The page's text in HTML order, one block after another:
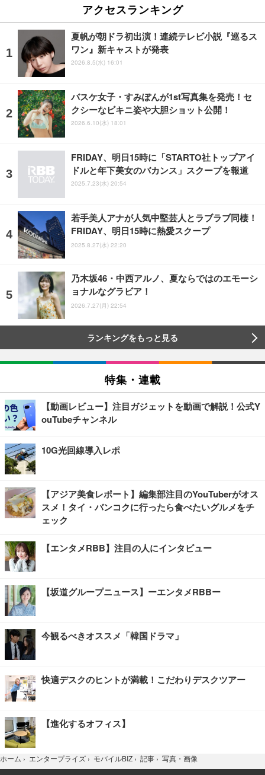
アクセスランキング
夏帆が朝ドラ初出演！連続テレビ小説『巡るス
ワン』新キャストが発表
2026.8.5(水) 16:01
バスケ女子・すみぽんが1st写真集を発売！セ
クシーなビキニ姿や大胆ショット公開！
2026.6.10(水) 18:01
FRIDAY、明日15時に「STARTO社トップアイ
ドルと年下美女のバカンス」スクープを報道
2025.7.23(水) 20:54
若手美人アナが人気中堅芸人とラブラブ同棲！
FRIDAY、明日15時に熱愛スクープ
2025.8.27(水) 22:20
乃木坂46・中西アルノ、夏ならではのエモーシ
ョナルなグラビア！
2026.7.27(月) 22:54
ランキングをもっと見る
特集・連載
【動画レビュー】注目ガジェットを動画で解説！公式Y
ouTubeチャンネル
10G光回線導入レポ
【アジア美食レポート】編集部注目のYouTuberがオス
スメ！タイ・バンコクに行ったら食べたいグルメをチ
ェック
【エンタメRBB】注目の人にインタビュー
【坂道グループニュース】ーエンタメRBBー
今観るべきオススメ「韓国ドラマ」
快適デスクのヒントが満載！こだわりデスクツアー
【進化するオフィス】
ホーム › エンタープライズ › モバイルBIZ › 記事 › 写真・画像